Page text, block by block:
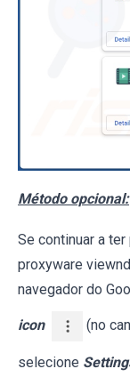
Método opcional:
Se continuar a
proxyware
navegador do
icon (no
selecione